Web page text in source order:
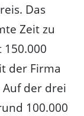
Das
Zeit zu
der Firma
der drei
100.000